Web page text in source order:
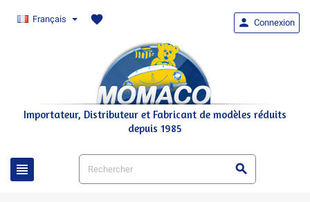
Français favorite
Importateur, Distributeur et Fabricant de modèles réduits
depuis 1985
 
 Connexion